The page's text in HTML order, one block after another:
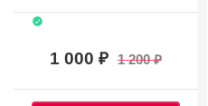
(оригинальный)
1 000 1 200